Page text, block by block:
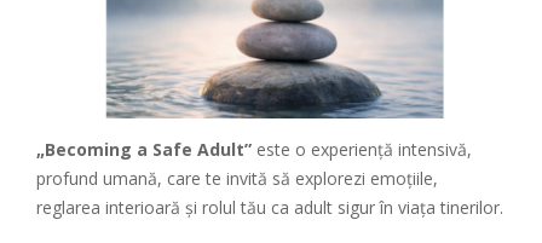
„Becoming a Safe Adult” este o experiență intensivă,
profund umană, care te invită să explorezi emoțiile,
reglarea interioară și rolul tău ca adult sigur în viața tinerilor.